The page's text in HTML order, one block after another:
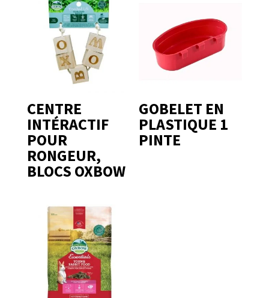
CENTRE
INTÉRACTIF
POUR
RONGEUR,
BLOCS OXBOW
GOBELET EN
PLASTIQUE 1
PINTE